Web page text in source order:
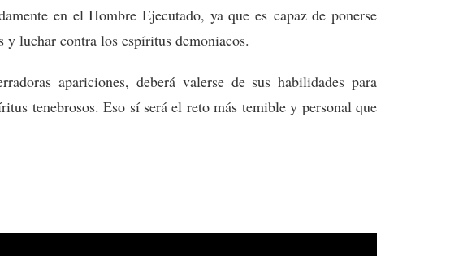
en el Hombre Ejecutado, ya que es capaz de ponerse
y luchar contra los espíritus demoniacos.
apariciones, deberá valerse de sus habilidades para
tenebrosos. Eso sí será el reto más temible y personal que